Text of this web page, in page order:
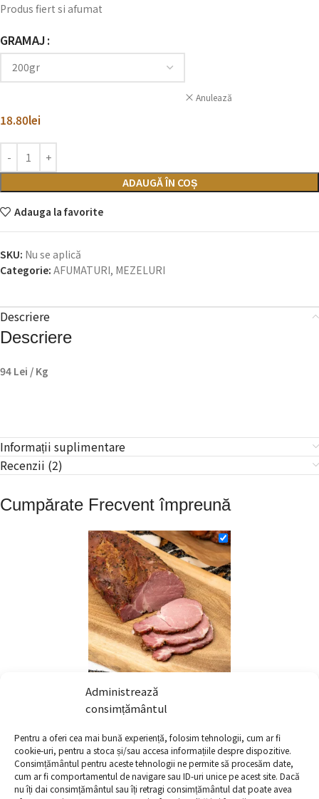
Administrează
consimțământul
Pentru a oferi cea mai bună experiență, folosim tehnologii, cum ar fi
cookie-uri, pentru a stoca și/sau accesa informațiile despre dispozitive.
Consimțământul pentru aceste tehnologii ne permite să procesăm date,
cum ar fi comportamentul de navigare sau ID-uri unice pe acest site. Dacă
nu îți dai consimțământul sau îți retragi consimțământul dat poate avea
Produs fiert si afumat
GRAMAJ
Anulează
18.80lei
ADAUGĂ ÎN COȘ
Adauga la favorite
SKU: Nu se aplică
Categorie: AFUMATURI, MEZELURI
Descriere
Descriere
94 Lei / Kg
Informații suplimentare
Recenzii (2)
Cumpărate Frecvent împreună
Ceafa porc afumata
boiereasca
18.80
+